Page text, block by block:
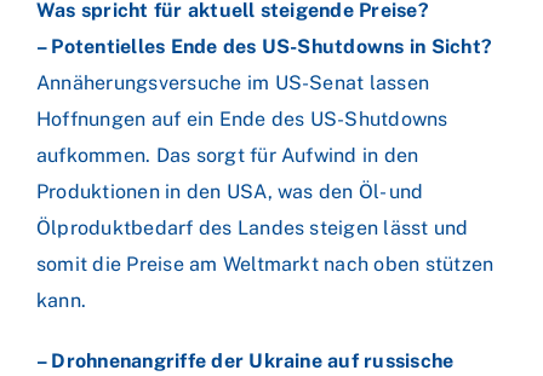
Was spricht für aktuell steigende Preise?
– Potentielles Ende des US-Shutdowns in Sicht?
Annäherungsversuche im US-Senat lassen
Hoffnungen auf ein Ende des US-Shutdowns
aufkommen. Das sorgt für Aufwind in den
Produktionen in den USA, was den Öl- und
Ölproduktbedarf des Landes steigen lässt und
somit die Preise am Weltmarkt nach oben stützen
kann.
– Drohnenangriffe der Ukraine auf russische